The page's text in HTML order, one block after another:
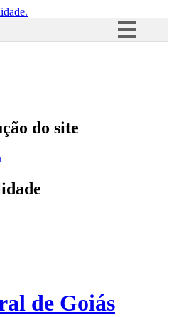
Acesso à informação
do site
de Goiás